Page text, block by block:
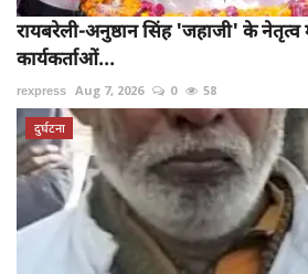
रायबरेली-अनुष्ठान सिंह 'जहाजी' के
कार्यकर्ताओं...
rexpress Aug 7, 2026 0 58
दुर्घटना